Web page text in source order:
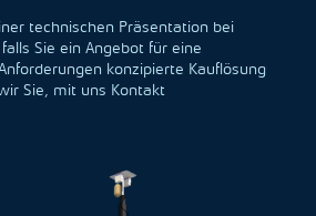
technischen Präsentation bei
Sie ein Angebot für eine
konzipierte Kauflösung
Sie, mit uns Kontakt